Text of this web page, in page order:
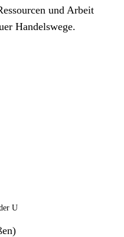
und Arbeit
Handelswege.
U